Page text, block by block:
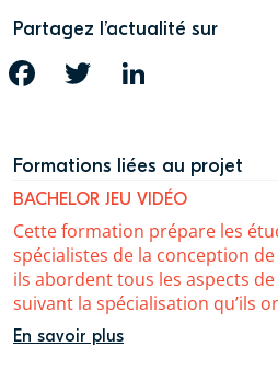
Partagez l’actualité sur
FACEBOOK TWITTER
Formations liées au projet
BACHELOR JEU VIDÉO
Cette formation prépare les
spécialistes de la conception
ils abordent tous les aspects
suivant la spécialisation qu’ils
En savoir plus